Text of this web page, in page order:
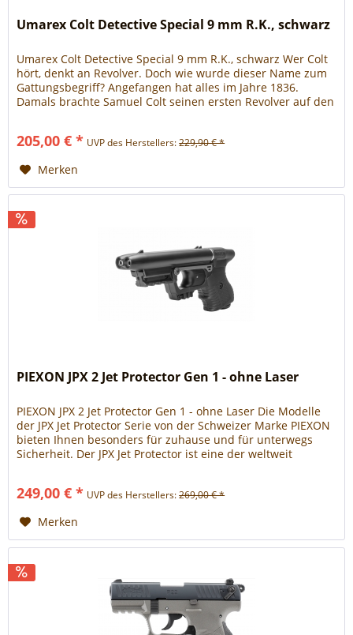
Umarex Colt Detective Special 9 mm R.K., schwarz
Umarex Colt Detective Special 9 mm R.K., schwarz Wer Colt
hört, denkt an Revolver. Doch wie wurde dieser Name zum
Gattungsbegriff? Angefangen hat alles im Jahre 1836.
Damals brachte Samuel Colt seinen ersten Revolver auf den
dieser Faszination, wenn sie unseren absolut...
205,00 € * UVP des Herstellers:229,90 € *
Merken
PIEXON JPX 2 Jet Protector Gen 1 - ohne Laser
PIEXON JPX 2 Jet Protector Gen 1 - ohne Laser Die Modelle
der JPX Jet Protector Serie von der Schweizer Marke PIEXON
bieten Ihnen besonders für zuhause und für unterwegs
Sicherheit. Der JPX Jet Protector ist eine der weltweit
verwendet, was wesentlich...
249,00 € * UVP des Herstellers:269,00 € *
Merken